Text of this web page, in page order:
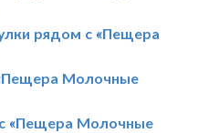
рядом с «Пещера
Молочные
«Пещера Молочные